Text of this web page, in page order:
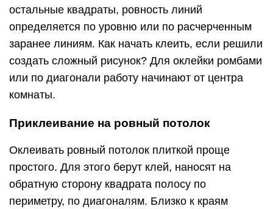
остальные квадраты, ровность линий
определяется по уровню или по расчерченным
заранее линиям. Как начать клеить, если решили
создать сложный рисунок? Для оклейки ромбами
или по диагонали работу начинают от центра
комнаты.
Приклеивание на ровный потолок
Оклеивать ровный потолок плиткой проще
простого. Для этого берут клей, наносят на
обратную сторону квадрата полосу по
периметру, по диагоналям. Близко к краям